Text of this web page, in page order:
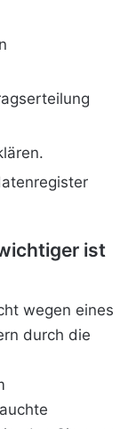
ist
wegen eines
durch die